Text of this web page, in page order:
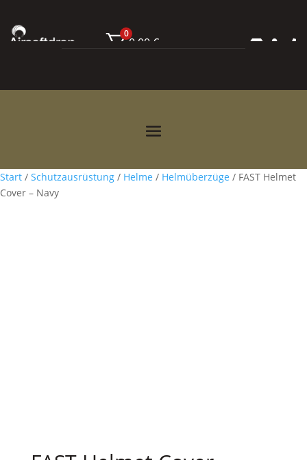
0
0,00 €   
Start / Schutzausrüstung / Helme / Helmüberzüge / FAST Helmet
Cover – Navy